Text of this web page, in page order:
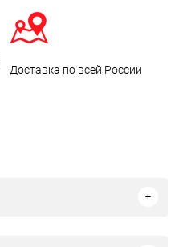
Доставка по всей России